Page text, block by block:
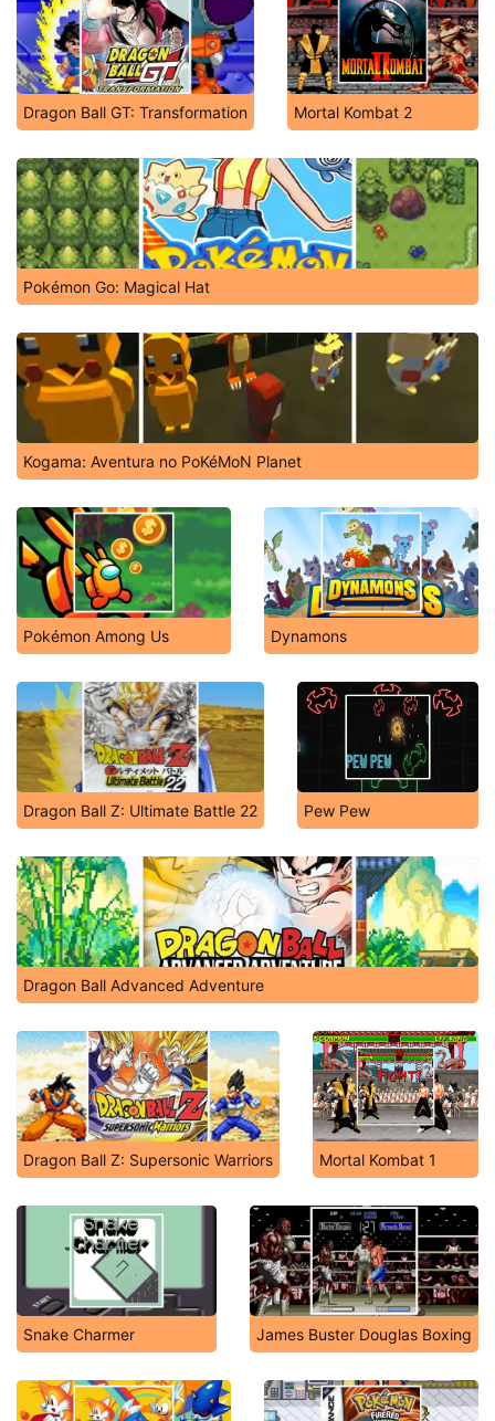
Dragon Ball GT: Transformation Mortal Kombat 2
Pokémon Go: Magical Hat
Kogama: Aventura no PoKéMoN Planet
Pokémon Among Us Dynamons
Dragon Ball Z: Ultimate Battle 22 Pew Pew
Dragon Ball Advanced Adventure
Dragon Ball Z: Supersonic Warriors Mortal Kombat 1
Snake Charmer James Buster Douglas Boxing